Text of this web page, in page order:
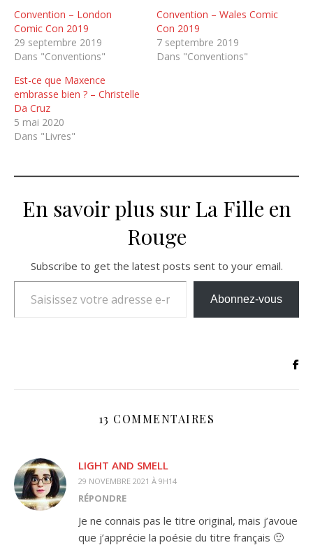
Convention – London
Comic Con 2019
29 septembre 2019
Dans "Conventions"
Convention – Wales Comic
Con 2019
7 septembre 2019
Dans "Conventions"
Est-ce que Maxence
embrasse bien ? – Christelle
Da Cruz
5 mai 2020
Dans "Livres"
En savoir plus sur La Fille en
Rouge
Subscribe to get the latest posts sent to your email.
Saisissez votre adresse e-mail…
Abonnez-vous
13 COMMENTAIRES
LIGHT AND SMELL
29 NOVEMBRE 2021 À 9H14
RÉPONDRE
Je ne connais pas le titre original, mais j’avoue
que j’apprécie la poésie du titre français 🙂